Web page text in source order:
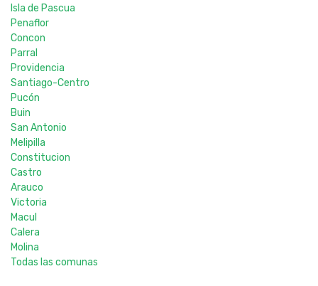
Isla de Pascua
Penaflor
Concon
Parral
Providencia
Santiago-Centro
Pucón
Buin
San Antonio
Melipilla
Constitucion
Castro
Arauco
Victoria
Macul
Calera
Molina
Todas las comunas